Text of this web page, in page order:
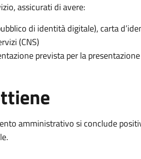
assicurati di avere:
di identità digitale), carta
(CNS)
prevista per la
amministrativo si conclude